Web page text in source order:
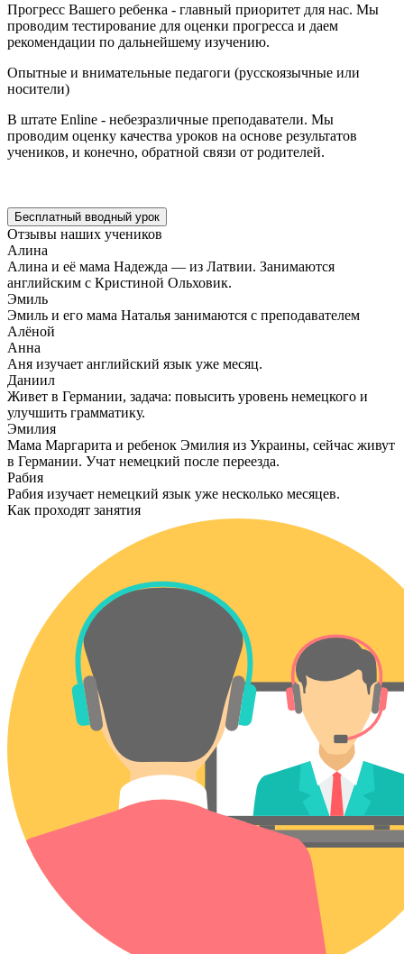
Прогресс Вашего ребенка - главный приоритет для нас. Мы
проводим тестирование для оценки прогресса и даем
рекомендации по дальнейшему изучению.
Опытные и внимательные педагоги (русскоязычные или
носители)
В штате Enline - небезразличные преподаватели. Мы
проводим оценку качества уроков на основе результатов
учеников, и конечно, обратной связи от родителей.
Бесплатный вводный урок
Отзывы наших учеников
Алина
Алина и её мама Надежда — из Латвии. Занимаются
английским с Кристиной Ольховик.
Эмиль
Эмиль и его мама Наталья занимаются с преподавателем
Алёной
Анна
Аня изучает английский язык уже месяц.
Даниил
Живет в Германии, задача: повысить уровень немецкого и
улучшить грамматику.
Эмилия
Мама Маргарита и ребенок Эмилия из Украины, сейчас живут
в Германии. Учат немецкий после переезда.
Рабия
Рабия изучает немецкий язык уже несколько месяцев.
Как проходят занятия